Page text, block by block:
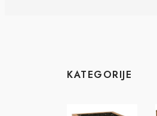
KATEGORIJE